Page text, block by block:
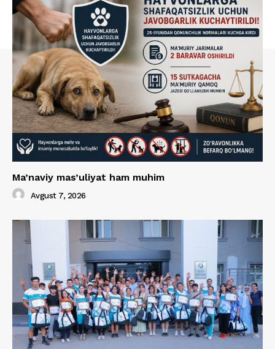
Ma’naviy mas’uliyat ham muhim
Avgust 7, 2026